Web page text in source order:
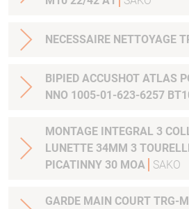
NECESSAIRE NETTOYAGE
BIPIED ACCUSHOT ATLAS
NNO 1005-01-623-6257
MONTAGE INTEGRAL 3
LUNETTE 34MM 3
PICATINNY 30 MOA
SAKO
GARDE MAIN COURT TRG-